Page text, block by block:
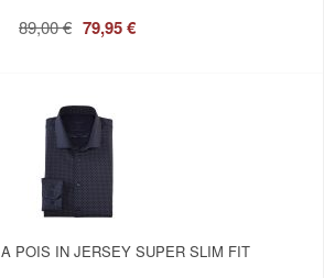
89,00 € 79,95 €
POIS IN JERSEY SUPER SLIM FIT